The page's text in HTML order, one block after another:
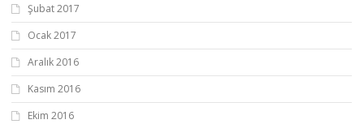
Şubat 2017
Ocak 2017
Aralık 2016
Kasım 2016
Ekim 2016